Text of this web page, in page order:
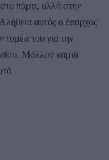
πάρτι, αλλά στην
αυτός ο έπαρχος
τομέα του για την
Μάλλον καμιά